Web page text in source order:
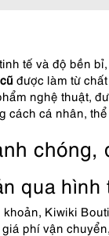
tế và độ bền
được làm từ
nghệ thuật,
cách cá nhân,
chóng,
qua
Kiwiki
phí vận